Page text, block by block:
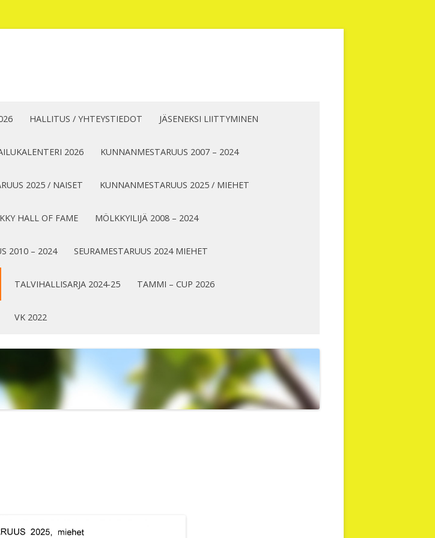
sisältöön
HALLITUS / YHTEYSTIEDOT JÄSENEKSI LIITTYMINEN
2026 KUNNANMESTARUUS 2007 – 2024
2025 / NAISET KUNNANMESTARUUS 2025 / MIEHET
HALL OF FAME MÖLKKYILIJÄ 2008 – 2024
2010 – 2024 SEURAMESTARUUS 2024 MIEHET
TALVIHALLISARJA 2024-25 TAMMI – CUP 2026
VK 2022